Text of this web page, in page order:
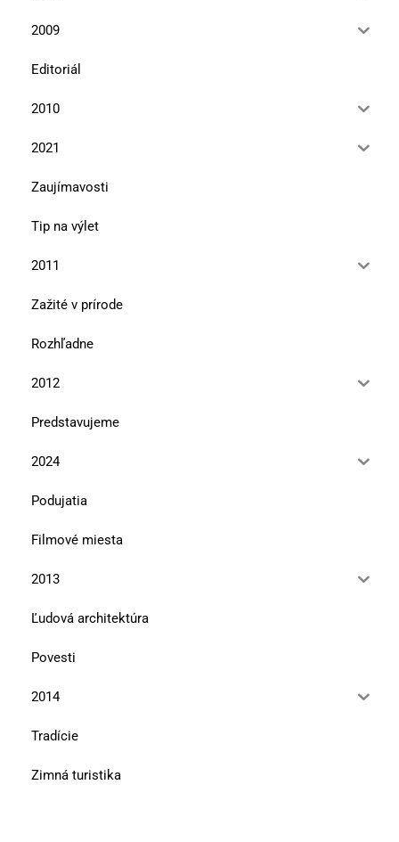
2009
Editoriál
2010
2021
Zaujímavosti
Tip na výlet
2011
Zažité v prírode
Rozhľadne
2012
Predstavujeme
2024
Podujatia
Filmové miesta
2013
Ľudová architektúra
Povesti
2014
Tradície
Zimná turistika